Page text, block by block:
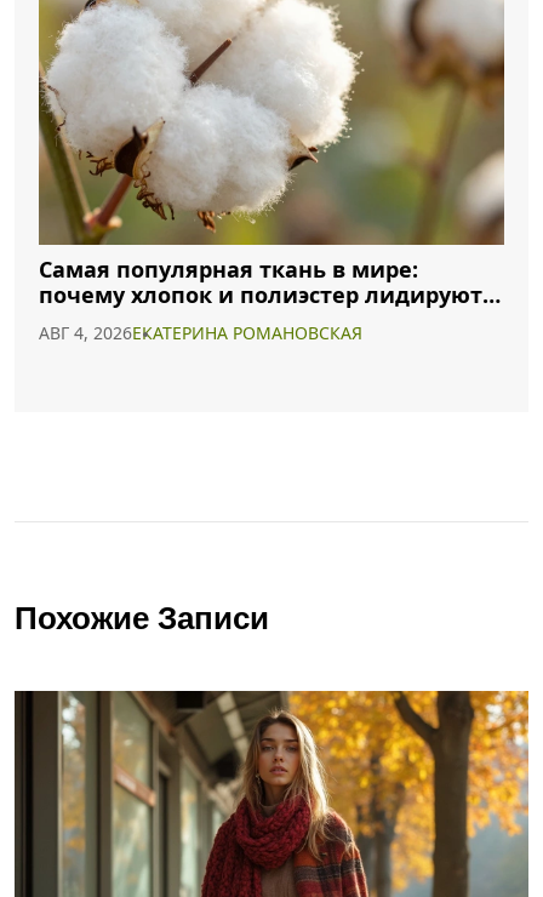
Самая популярная ткань в мире:
почему хлопок и полиэстер лидируют в
2026 году
АВГ 4, 2026ЕКАТЕРИНА РОМАНОВСКАЯ
Похожие Записи